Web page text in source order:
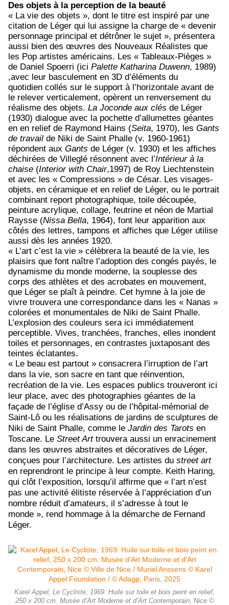
Des objets à la perception de la beauté
« La vie des objets », dont le titre est inspiré par une
citation de Léger qui lui assigne la charge de « devenir
personnage principal et détrôner le sujet », présentera
aussi bien des œuvres des Nouveaux Réalistes que
les Pop artistes américains. Les « Tableaux-Pièges »
de Daniel Spoerri (ici Palette Katharina Duwenn, 1989)
,avec leur basculement en 3D d’éléments du
quotidien collés sur le support à l’horizontale avant de
le relever verticalement, opèrent un renversement du
réalisme des objets. La Joconde aux clés de Léger
(1930) dialogue avec la pochette d’allumettes géantes
en en relief de Raymond Hains (Seita, 1970), les Gants
de travail de Niki de Saint Phalle (v. 1960-1961)
répondent aux Gants de Léger (v. 1930) et les affiches
déchirées de Villeglé résonnent avec l’Intérieur à la
chaise (Interior with Chair,1997) de Roy Liechtenstein
et avec les « Compressions » de César. Les visages-
objets, en céramique et en relief de Léger, ou le portrait
combinant report photographique, toile découpée,
peinture acrylique, collage, feutrine et néon de Martial
Raysse (Nissa Bella, 1964), font leur apparition aux
côtés des lettres, tampons et affiches que Léger utilise
aussi dès les années 1920.
« L’art c’est la vie » célèbrera la beauté de la vie, les
plaisirs que font naître l’adoption des congés payés, le
dynamisme du monde moderne, la souplesse des
corps des athlètes et des acrobates en mouvement,
que Léger se plaît à peindre. Cet hymne à la joie de
vivre trouvera une correspondance dans les « Nanas »
colorées et monumentales de Niki de Saint Phalle.
L’explosion des couleurs sera ici immédiatement
perceptible. Vives, tranchées, franches, elles inondent
toiles et personnages, en contrastes juxtaposant des
teintes éclatantes.
« Le beau est partout » consacrera l’irruption de l’art
dans la vie, son sacre en tant que réinvention,
recréation de la vie. Les espaces publics trouveront ici
leur place, avec des photographies géantes de la
façade de l’église d’Assy ou de l’hôpital-mémorial de
Saint-Lô ou les réalisations de jardins de sculptures de
Niki de Saint Phalle, comme le Jardin des Tarots en
Toscane. Le Street Arttrouvera aussi un enracinement
dans les œuvres abstraites et décoratives de Léger,
conçues pour l’architecture. Les artistes du street art
en reprendront le principe à leur compte. Keith Haring,
qui clôt l’exposition, lorsqu’il affirme que « l’art n’est
pas une activité élitiste réservée à l’appréciation d’un
nombre réduit d’amateurs, il s’adresse à tout le
monde », rend hommage à la démarche de Fernand
Léger.
Karel Appel, Le Cycliste, 1969. Huile sur toile et bois peint en relief,
250 x 200 cm. Musée d’Art Moderne et d’Art Contemporain, Nice ©